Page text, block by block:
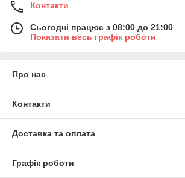
Контакти
Сьогодні працює з 08:00 до 21:00
Показати весь графік роботи
Про нас
Контакти
Доставка та оплата
Графік роботи